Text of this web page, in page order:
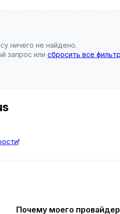
ничего не найдено.
запрос или сбросить все
!
Почему моего